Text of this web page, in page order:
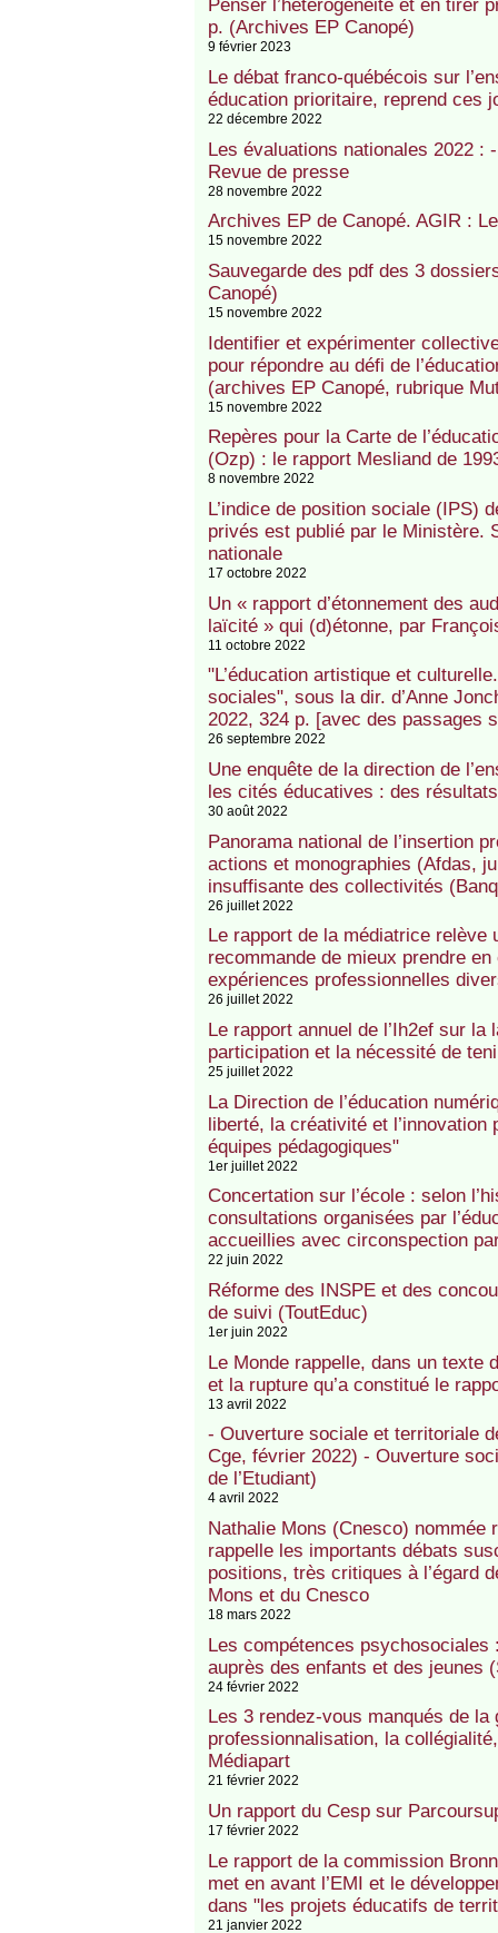
Penser l’hétérogénéité et en tirer
p. (Archives EP Canopé)
9 février 2023
Le débat franco-québécois sur
éducation prioritaire, reprend ces
22 décembre 2022
Les évaluations nationales 2022 :
Revue de presse
28 novembre 2022
Archives EP de Canopé. AGIR :
15 novembre 2022
Sauvegarde des pdf des 3
Canopé)
15 novembre 2022
Identifier et expérimenter
pour répondre au défi de
(archives EP Canopé, rubrique
15 novembre 2022
Repères pour la Carte de
(Ozp) : le rapport Mesliand de
8 novembre 2022
L’indice de position sociale (IPS)
privés est publié par le Ministère.
nationale
17 octobre 2022
Un « rapport d’étonnement des
laïcité » qui (d)étonne, par
11 octobre 2022
"L’éducation artistique et
sociales", sous la dir. d’Anne
2022, 324 p. [avec des passages
26 septembre 2022
Une enquête de la direction de
les cités éducatives : des
30 août 2022
Panorama national de l’insertion
actions et monographies (Afdas,
insuffisante des collectivités
26 juillet 2022
Le rapport de la médiatrice relève
recommande de mieux prendre
expériences professionnelles
26 juillet 2022
Le rapport annuel de l’Ih2ef sur
participation et la nécessité de
25 juillet 2022
La Direction de l’éducation
liberté, la créativité et l’innovation
équipes pédagogiques"
1er juillet 2022
Concertation sur l’école : selon
consultations organisées par
accueillies avec circonspection
22 juin 2022
Réforme des INSPE et des
de suivi (ToutEduc)
1er juin 2022
Le Monde rappelle, dans un texte
et la rupture qu’a constitué le
13 avril 2022
- Ouverture sociale et territoriale
Cge, février 2022) - Ouverture
de l’Etudiant)
4 avril 2022
Nathalie Mons (Cnesco) nommée
rappelle les importants débats
positions, très critiques à l’égard
Mons et du Cnesco
18 mars 2022
Les compétences psychosociales
auprès des enfants et des jeunes
24 février 2022
Les 3 rendez-vous manqués de la
professionnalisation, la
Médiapart
21 février 2022
Un rapport du Cesp sur
17 février 2022
Le rapport de la commission
met en avant l’EMI et le
dans "les projets éducatifs de
21 janvier 2022